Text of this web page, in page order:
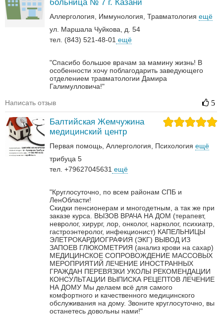
больница № 7 г. Казани
Аллергология Иммунология Травматология ещё
ул. Маршала Чуйкова, д. 54
тел. (843) 521-48-01 ещё
"Спасибо большое врачам за мамину жизнь! В
особенности хочу поблагодарить заведующего
отделением травматологии Дамира
Галимулловича!"
Написать отзыв 5
Балтийская Жемчужина
медицинский центр
Первая помощь Аллергология Психология ещё
трибуца 5
тел. +79627045631 ещё
"Круглосуточно, по всем районам СПБ и
ЛенОбласти!
Скидки пенсионерам и многодетным, а так же при
заказе курса. ВЫЗОВ ВРАЧА НА ДОМ (терапевт,
невролог, хирург, лор, онколог, нарколог, психиатр,
гастроэнтеролог, инфекционист) КАПЕЛЬНИЦЫ
ЭЛЕТРОКАРДИОГРАФИЯ (ЭКГ) ВЫВОД ИЗ
ЗАПОЕВ ГЛЮКОМЕТРИЯ (анализ крови на сахар)
МЕДИЦИНСКОЕ СОПРОВОЖДЕНИЕ МАССОВЫХ
МЕРОПРИЯТИЙ ЛЕЧЕНИЕ ИНОСТРАННЫХ
ГРАЖДАН ПЕРЕВЯЗКИ УКОЛЫ РЕКОМЕНДАЦИИ
КОНСУЛЬТАЦИИ ВЫПИСКА РЕЦЕПТОВ ЛЕЧЕНИЕ
НА ДОМУ Мы делаем всё для самого
комфортного и качественного медицинского
обслуживания на дому. Звоните круглосуточно, вы
останетесь довольны нами!"